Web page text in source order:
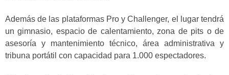
Además de las plataformas Pro y Challenger, el lugar tendrá
un gimnasio, espacio de calentamiento, zona de pits o de
asesoría y mantenimiento técnico, área administrativa y
tribuna portátil con capacidad para 1.000 espectadores.